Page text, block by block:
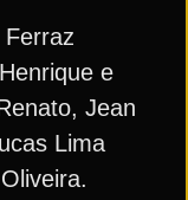
e
Jean
Lima